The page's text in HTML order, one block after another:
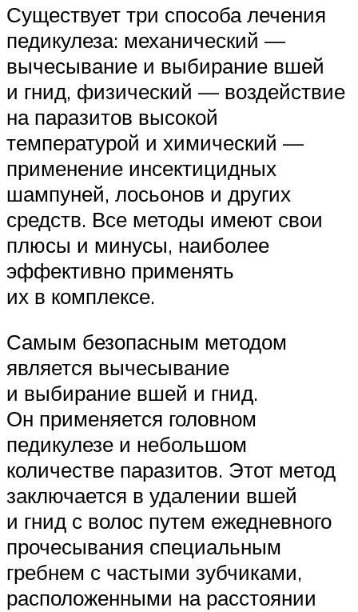
Существует три способа лечения
педикулеза: механический —
вычесывание и выбирание вшей
и гнид, физический — воздействие
на паразитов высокой
температурой и химический —
применение инсектицидных
шампуней, лосьонов и других
средств. Все методы имеют свои
плюсы и минусы, наиболее
эффективно применять
их в комплексе.
Самым безопасным методом
является вычесывание
и выбирание вшей и гнид.
Он применяется головном
педикулезе и небольшом
количестве паразитов. Этот метод
заключается в удалении вшей
и гнид с волос путем ежедневного
прочесывания специальным
гребнем с частыми зубчиками,
расположенными на расстоянии